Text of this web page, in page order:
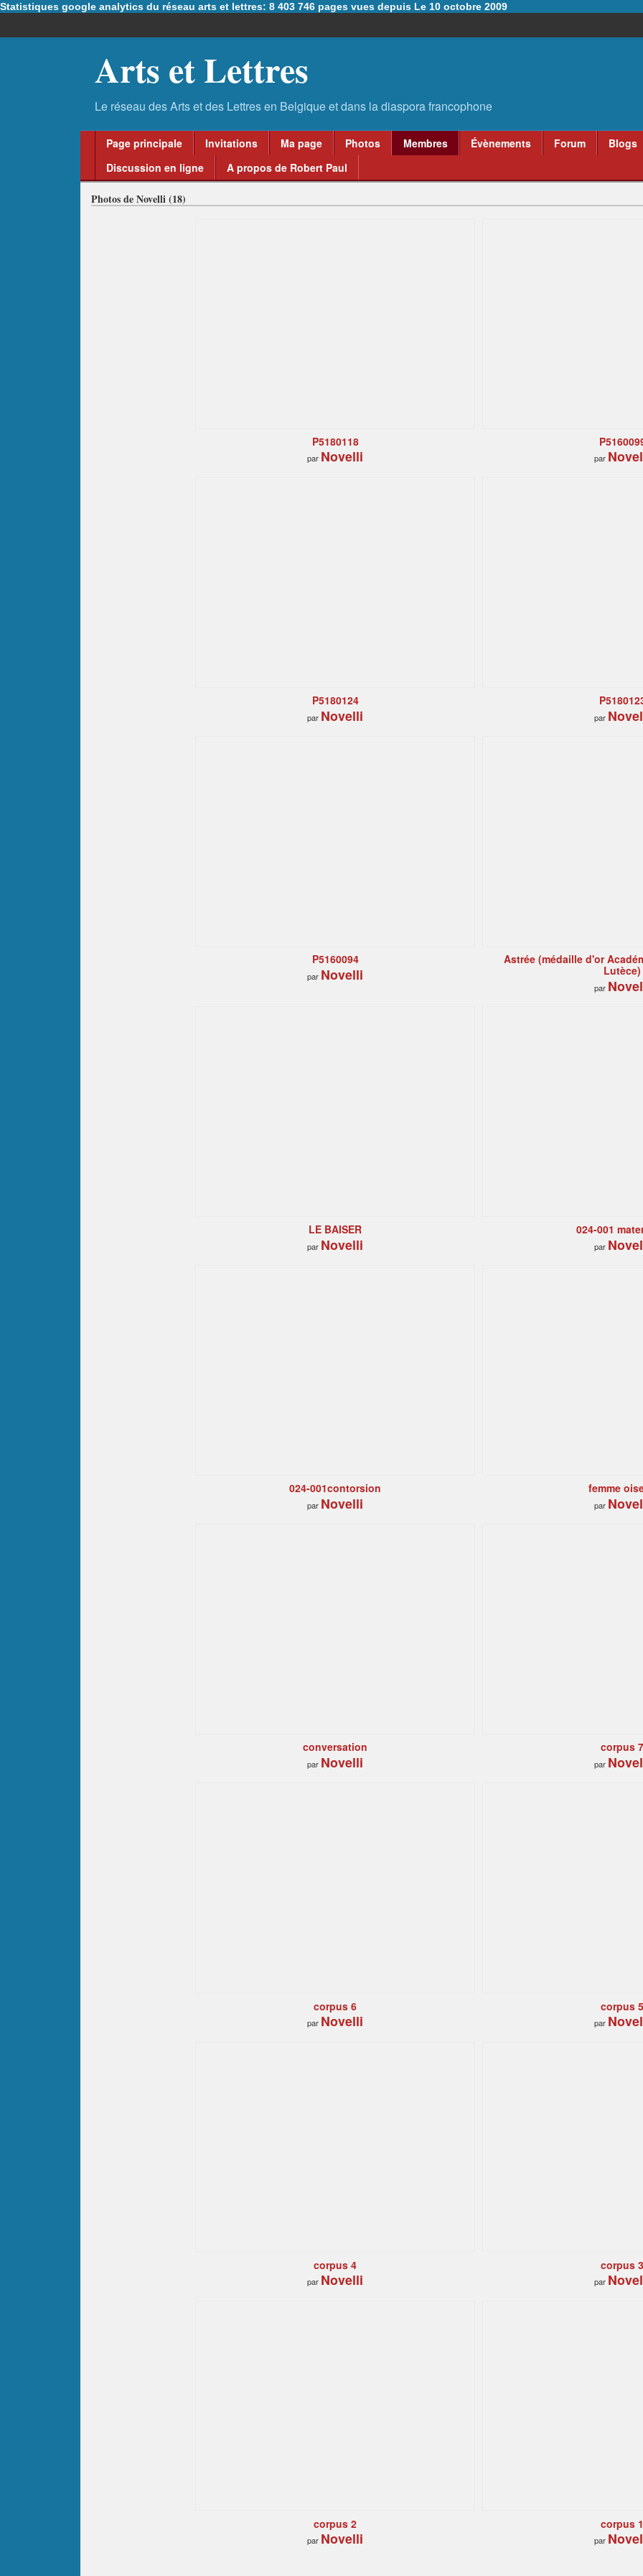
Statistiques google analytics du réseau arts et lettres: 8 403 746 pages vues depuis Le 10 octobre 2009
Arts et Lettres
Page principale Invitations Ma page Photos Membres Évènements Forum
Blogs
Discussion en ligne
A propos de Robert Paul
Photos de Novelli (18)
P5180118
par Novelli par
P5180124
par Novelli par
P5160094
par Novelli
Astrée (médaille d'or
Lutèce)
par
LE BAISER
par Novelli
024-001
par
024-001contorsion
par Novelli
femme
par
conversation
par Novelli
corpus 7
par
corpus 6
par Novelli
corpus 5
par
corpus 4
par Novelli
corpus 3
par
corpus 2
par Novelli
corpus 1
par